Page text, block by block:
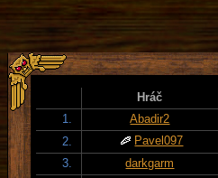
Hráč
1.
Abadir2
2.
Pavel097
3.
darkgarm